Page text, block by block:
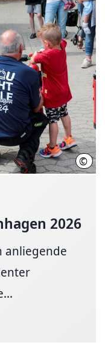
©
2026
anliegende